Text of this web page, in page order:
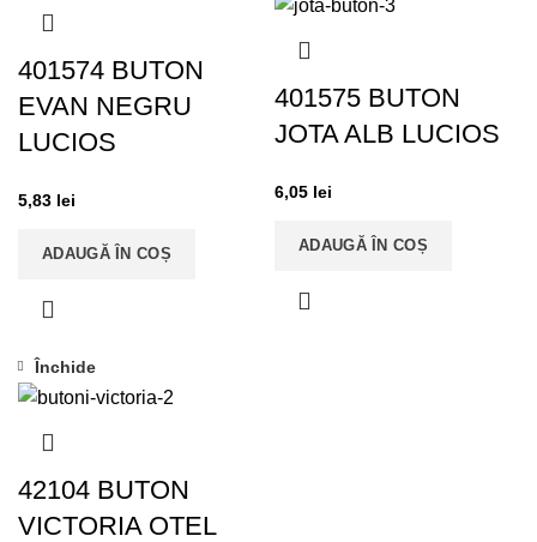
401574 BUTON
EVAN NEGRU
LUCIOS
5,83 lei
ADAUGĂ ÎN COȘ
401575 BUTON
JOTA ALB LUCIOS
6,05 lei
ADAUGĂ ÎN COȘ
Închide
42104 BUTON
VICTORIA OTEL